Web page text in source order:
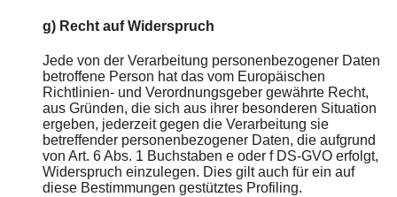
g) Recht auf Widerspruch
Jede von der Verarbeitung personenbezogener Daten
betroffene Person hat das vom Europäischen
Richtlinien- und Verordnungsgeber gewährte Recht,
aus Gründen, die sich aus ihrer besonderen Situation
ergeben, jederzeit gegen die Verarbeitung sie
betreffender personenbezogener Daten, die aufgrund
von Art. 6 Abs. 1 Buchstaben e oder f DS-GVO erfolgt,
Widerspruch einzulegen. Dies gilt auch für ein auf
diese Bestimmungen gestütztes Profiling.